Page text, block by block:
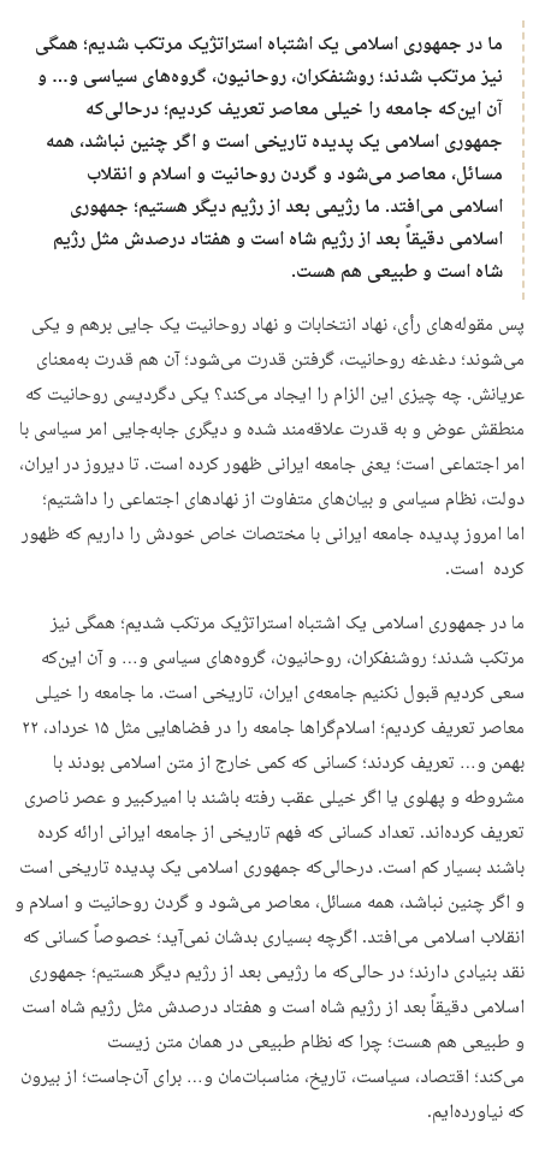
ما در جمهوری اسلامی یک اشتباه استراتژیک مرتکب شدیم؛ همگی
نیز مرتکب شدند؛ روشنفکران، روحانیون، گروه‌های سیاسی و… و
آن این‌که جامعه را خیلی معاصر تعریف کردیم؛ درحالی‌که
جمهوری اسلامی یک پدیده تاریخی است و اگر چنین نباشد، همه
مسائل، معاصر می‌شود و گردن روحانیت و اسلام و انقلاب
اسلامی می‌افتد. ما رژیمی بعد از رژیم دیگر هستیم؛ جمهوری
اسلامی دقیقاً بعد از رژیم شاه است و هفتاد درصدش مثل رژیم
شاه است و طبیعی هم هست.
پس مقوله‌های رأی، نهاد انتخابات و نهاد روحانیت یک‌ جایی برهم و یکی
می‌شوند؛ دغدغه روحانیت، گرفتن قدرت می‌شود؛ آن هم قدرت به‌معنای
عریانش. چه چیزی این الزام را ایجاد می‌کند؟ یکی دگردیسی روحانیت که
منطقش عوض و به قدرت علاقه‌مند شده و دیگری جابه‌جایی امر سیاسی با
امر اجتماعی است؛ یعنی جامعه ایرانی ظهور کرده است. تا دیروز در ایران،
دولت، نظام سیاسی و بیان‌های متفاوت از نهادهای اجتماعی را داشتیم؛
اما امروز پدیده جامعه ایرانی با مختصات خاص خودش را داریم که ظهور
کرده است.
ما در جمهوری اسلامی یک اشتباه استراتژیک مرتکب شدیم؛ همگی نیز
مرتکب شدند؛ روشنفکران، روحانیون، گروه‌های سیاسی و… و آن این‌که
سعی کردیم قبول نکنیم جامعه‌‌ی ایران، تاریخی است. ما جامعه را خیلی
معاصر تعریف کردیم؛ اسلام‌گراها جامعه را در فضاهایی مثل ۱۵ خرداد، ۲۲
بهمن و… تعریف کردند؛ کسانی که کمی خارج از متن اسلامی بودند با
مشروطه و پهلوی یا اگر خیلی عقب رفته باشند با امیرکبیر و عصر ناصری
تعریف کرده‌اند. تعداد کسانی که فهم تاریخی از جامعه ایرانی ارائه کرده
باشند بسیار کم است. درحالی‌که جمهوری اسلامی یک پدیده تاریخی است
و اگر چنین نباشد، همه مسائل، معاصر می‌شود و گردن روحانیت و اسلام و
انقلاب اسلامی می‌افتد. اگرچه بسیاری بدشان نمی‌آید؛ خصوصاً کسانی که
نقد بنیادی دارند؛ در حالی‌که ما رژیمی بعد از رژیم دیگر هستیم؛ جمهوری
اسلامی دقیقاً بعد از رژیم شاه است و هفتاد درصدش مثل رژیم شاه است
و طبیعی هم هست؛ چرا که نظام طبیعی در همان متن زیست
می‌کند؛ اقتصاد، سیاست، تاریخ، مناسبات‌مان و… برای آن‌جاست؛ از بیرون
که نیاورده‌ایم.